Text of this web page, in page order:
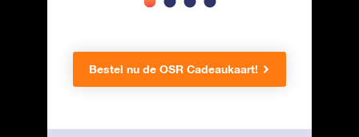
Bestel nu de OSR Cadeaukaart!